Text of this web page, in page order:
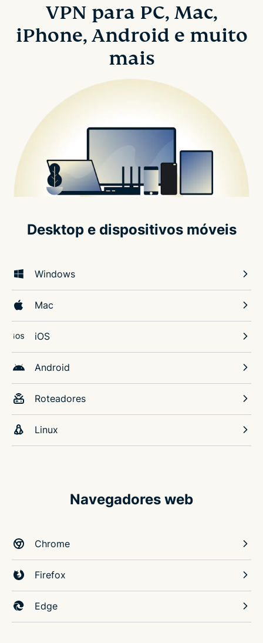
VPN para PC, Mac,
iPhone, Android e muito
mais
Desktop e dispositivos móveis
Windows
Mac
iOS
Android
Roteadores
Linux
Navegadores web
Chrome
Firefox
Edge